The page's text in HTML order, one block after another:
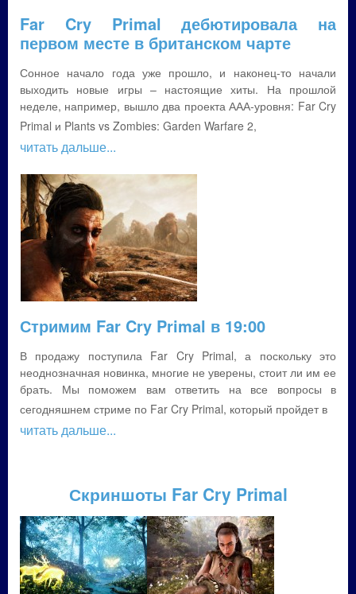
Far Cry Primal дебютировала на
первом месте в британском чарте
Сонное начало года уже прошло, и наконец-то начали
выходить новые игры – настоящие хиты. На прошлой
неделе, например, вышло два проекта ААА-уровня: Far Cry
Primal и Plants vs Zombies: Garden Warfare 2,
читать дальше...
Стримим Far Cry Primal в 19:00
В продажу поступила Far Cry Primal, а поскольку это
неоднозначная новинка, многие не уверены, стоит ли им ее
брать. Мы поможем вам ответить на все вопросы в
сегодняшнем стриме по Far Cry Primal, который пройдет в
читать дальше...
Скриншоты Far Cry Primal